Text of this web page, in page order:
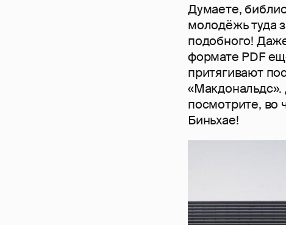
Думаете,
молодёжь туда
подобного!
формате PDF
притягивают
«Макдональдс».
посмотрите, во
Биньхае!